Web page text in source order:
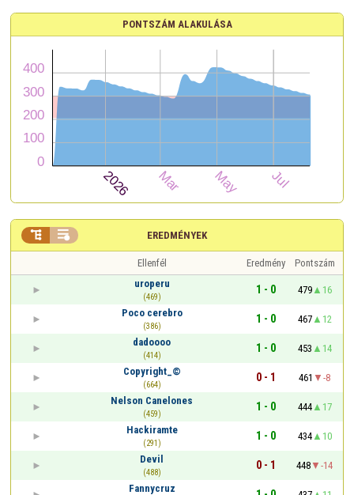
PONTSZÁM ALAKULÁSA
EREDMÉNYEK
 
Ellenfél Eredmény
Pontszám
uroperu
(469)
1 - 0 479
16
Poco cerebro
(386)
1 - 0 467
12
dadoooo
(414)
1 - 0 453
14
Copyright_©
(664)
0 - 1 461
-8
Nelson Canelones
(459)
1 - 0 444
17
Hackiramte
(291)
1 - 0 434
10
Devil
(488)
0 - 1 448
-14
Fannycruz